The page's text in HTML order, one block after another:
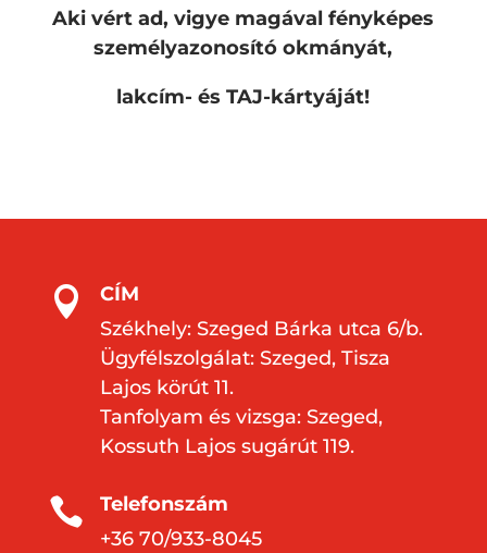
Aki vért ad, vigye magával fényképes
személyazonosító okmányát,
lakcím- és TAJ-kártyáját!

CÍM
Székhely: Szeged Bárka utca 6/b.
Ügyfélszolgálat: Szeged, Tisza
Lajos körút 11.
Tanfolyam és vizsga: Szeged,
Kossuth Lajos sugárút 119.

Telefonszám
+36 70/933-8045